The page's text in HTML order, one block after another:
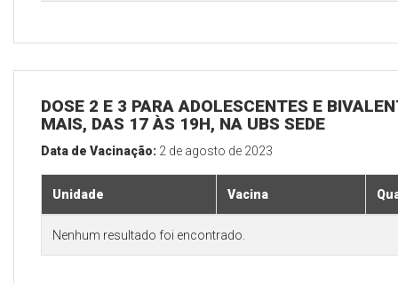
DOSE 2 E 3 PARA ADOLESCENTES E
MAIS, DAS 17 ÀS 19H, NA UBS SEDE
Data de Vacinação: 2 de agosto de 2023
Unidade Vacina
Nenhum resultado foi encontrado.